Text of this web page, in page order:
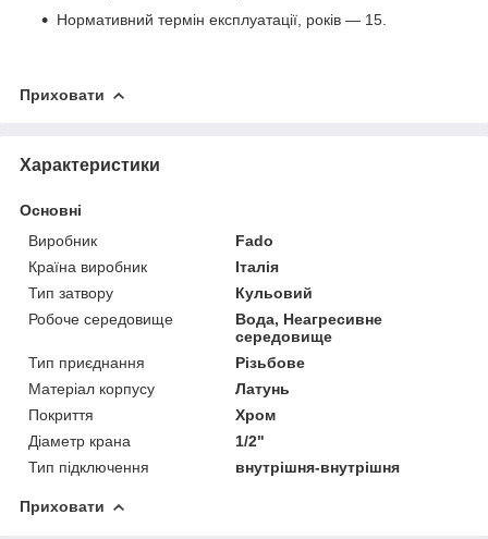
Нормативний термін експлуатації, років — 15.
Приховати
Характеристики
Основні
Виробник
Fado
Країна виробник
Італія
Тип затвору
Кульовий
Робоче середовище
Вода, Неагресивне
середовище
Тип приєднання
Різьбове
Матеріал корпусу
Латунь
Покриття
Хром
Діаметр крана
1/2"
Тип підключення
внутрішня-внутрішня
Приховати